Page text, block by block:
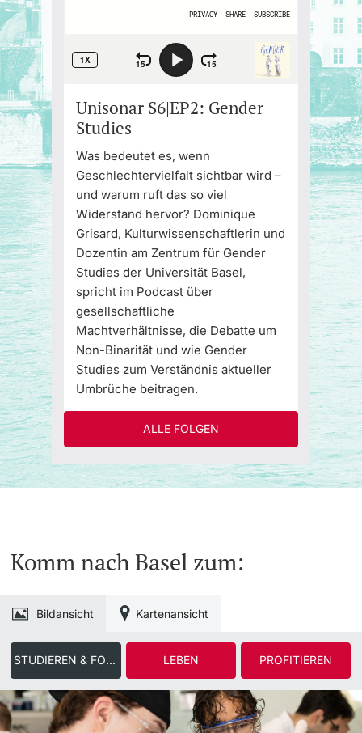
Unisonar S6|EP2: Gender
Studies
Was bedeutet es, wenn
Geschlechtervielfalt sichtbar wird –
und warum ruft das so viel
Widerstand hervor? Dominique
Grisard, Kulturwissenschaftlerin und
Dozentin am Zentrum für Gender
Studies der Universität Basel,
spricht im Podcast über
gesellschaftliche
Machtverhältnisse, die Debatte um
Non-Binarität und wie Gender
Studies zum Verständnis aktueller
Umbrüche beitragen.
ALLE FOLGEN
Komm nach Basel zum:
STUDIEREN & FORSCHEN LEBEN PROFITIEREN
Bildansicht Kartenansicht